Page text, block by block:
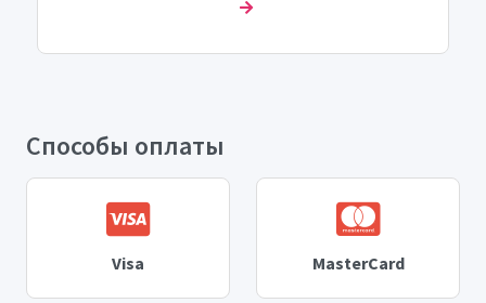
Способы оплаты
Visa MasterCard